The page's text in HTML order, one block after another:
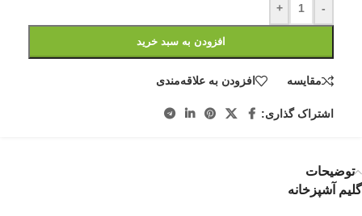
-
+
افزودن به سبد خرید
مقایسه افزودن به علاقه‌مندی
اشتراک گذاری:
توضیحات
گلیم آشپزخانه